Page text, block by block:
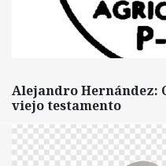
Alejandro Hernández:
viejo testamento